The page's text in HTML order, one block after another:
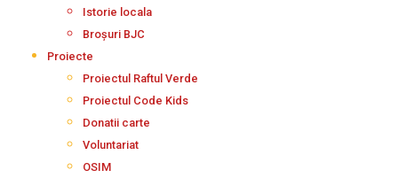
Istorie locala
Broșuri BJC
Proiecte
Proiectul Raftul Verde
Proiectul Code Kids
Donatii carte
Voluntariat
OSIM